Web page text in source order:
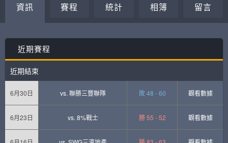
資訊 賽程 統計 相簿 留言
近期賽程
近期結束
6月30日 vs. 聯勝三豐聯隊 敗 48 - 60 觀看數據
6月23日 vs. 8%戰士 勝 55 - 52 觀看數據